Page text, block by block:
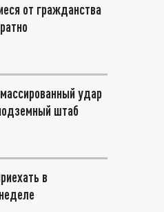
от гражданства
удар
штаб
в